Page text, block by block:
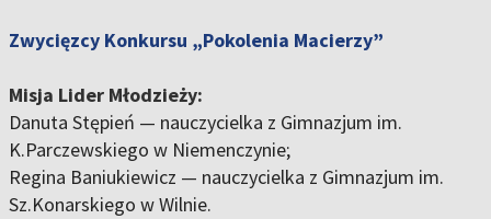
Zwycięzcy Konkursu „Pokolenia Macierzy”
Misja Lider Młodzieży:
Danuta Stępień — nauczycielka z Gimnazjum im.
K.Parczewskiego w Niemenczynie;
Regina Baniukiewicz — nauczycielka z Gimnazjum im.
Sz.Konarskiego w Wilnie.